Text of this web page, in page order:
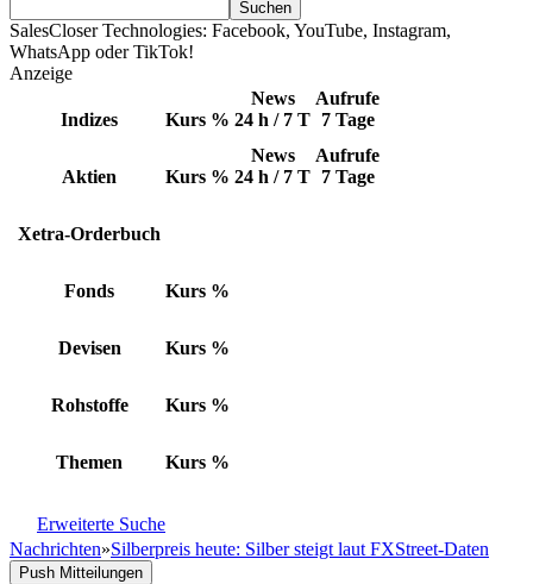
SalesCloser Technologies: Facebook, YouTube, Instagram,
WhatsApp oder TikTok!
Anzeige
Indizes Kurs %
News
24 h / 7 T
Aufrufe
7 Tage
Aktien Kurs %
News
24 h / 7 T
Aufrufe
7 Tage
Xetra-Orderbuch
Fonds Kurs %
Devisen Kurs %
Rohstoffe Kurs %
Themen Kurs %
Erweiterte Suche
Nachrichten»Silberpreis heute: Silber steigt laut FXStreet-Daten
Push Mitteilungen